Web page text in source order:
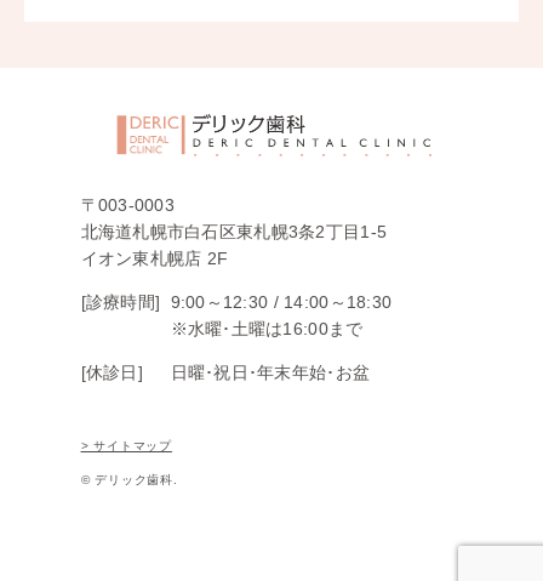
〒003-0003
北海道札幌市白石区東札幌3条2丁目1-5
イオン東札幌店 2F
[診療時間] 9:00～12:30 / 14:00～18:30
※水曜･土曜は16:00まで
[休診日] 日曜･祝日･年末年始･お盆
> サイトマップ
© デリック歯科.